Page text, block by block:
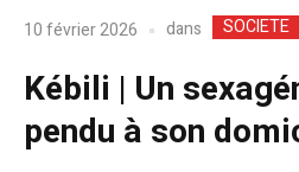
10 février 2026 dans SOCIETE
Kébili | Un
pendu à son